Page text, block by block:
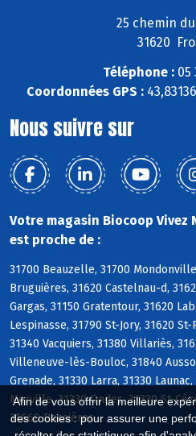
Afin de vous offrir la meilleure
des cookies : pour assurer une
25 chemin
31620
Téléphone :05
Coordonnées GPS :
Nous suivre sur
Votre magasin Biocoop Vivez
est proche de :
31700 Beauzelle, 31700
Bruguières, 31620 Castelnau-d,
Gargas, 31150 Gratentour, 31620
Lespinasse, 31790 St-Jory, 31620
31340 Vacquiers, 31380 Villariès,
Villeneuve-lès-Bouloc, 31840
Grenade, 31330 Larra, 31330
Merville, 31330 Ondes, 31330 St-
31660 Bessières